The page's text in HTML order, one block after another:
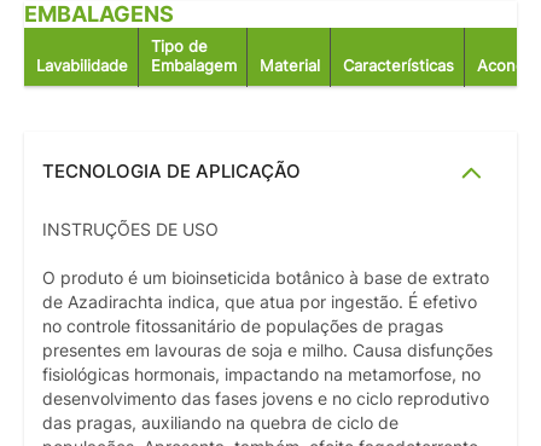
EMBALAGENS
Lavabilidade
Tipo de
Embalagem
Material Características
TECNOLOGIA DE APLICAÇÃO
INSTRUÇÕES DE USO
O produto é um bioinseticida botânico à base de extrato
de Azadirachta indica, que atua por ingestão. É efetivo
no controle fitossanitário de populações de pragas
presentes em lavouras de soja e milho. Causa disfunções
fisiológicas hormonais, impactando na metamorfose, no
desenvolvimento das fases jovens e no ciclo reprodutivo
das pragas, auxiliando na quebra de ciclo de